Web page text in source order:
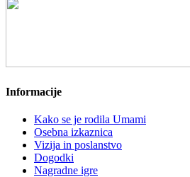
Informacije
Kako se je rodila Umami
Osebna izkaznica
Vizija in poslanstvo
Dogodki
Nagradne igre